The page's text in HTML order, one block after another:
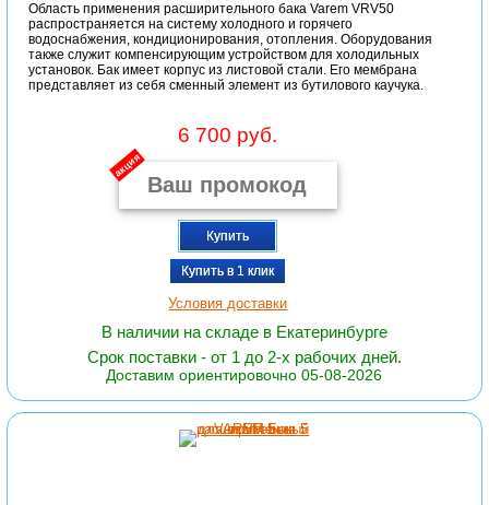
Область применения расширительного бака Varem VRV50
распространяется на систему холодного и горячего
водоснабжения, кондиционирования, отопления. Оборудования
также служит компенсирующим устройством для холодильных
установок. Бак имеет корпус из листовой стали. Его мембрана
представляет из себя сменный элемент из бутилового каучука.
6 700 руб.
акция
Купить
Купить в 1 клик
Условия доставки
В наличии на складе в Екатеринбурге
Срок поставки - от 1 до 2-х рабочих дней.
Доставим ориентировочно 05-08-2026